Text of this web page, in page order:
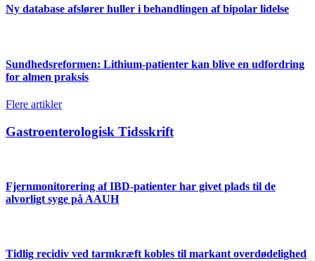
Ny database afslører huller i behandlingen af bipolar lidelse
Sundhedsreformen: Lithium-patienter kan blive en udfordring
for almen praksis
Flere artikler
Gastroenterologisk Tidsskrift
Fjernmonitorering af IBD-patienter har givet plads til de
alvorligt syge på AAUH
Tidlig recidiv ved tarmkræft kobles til markant overdødelighed